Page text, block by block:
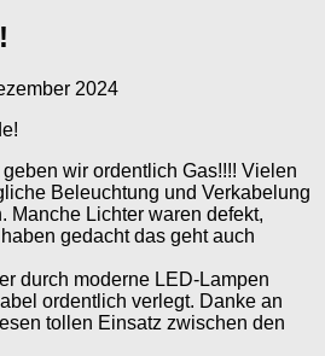
2024
wir ordentlich Gas!!!! Vielen
Beleuchtung und Verkabelung
Manche Lichter waren defekt,
gedacht das geht auch
durch moderne LED-Lampen
ordentlich verlegt. Danke an
tollen Einsatz zwischen den